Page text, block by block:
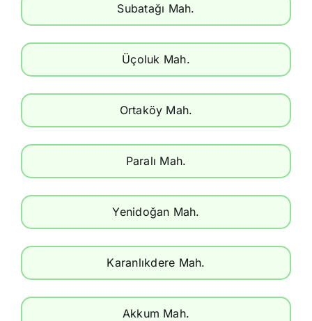
Subatağı Mah.
Üçoluk Mah.
Ortaköy Mah.
Paralı Mah.
Yenidoğan Mah.
Karanlıkdere Mah.
Akkum Mah.